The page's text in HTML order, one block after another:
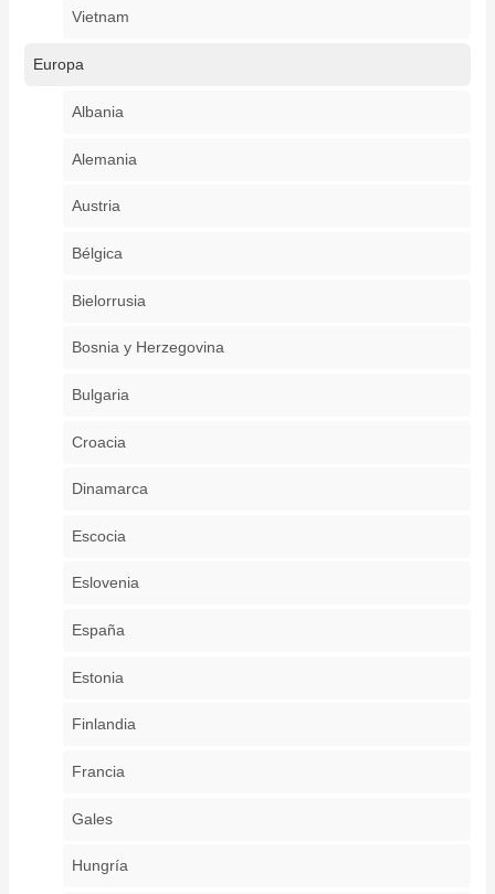
Vietnam
Europa
Albania
Alemania
Austria
Bélgica
Bielorrusia
Bosnia y Herzegovina
Bulgaria
Croacia
Dinamarca
Escocia
Eslovenia
España
Estonia
Finlandia
Francia
Gales
Hungría